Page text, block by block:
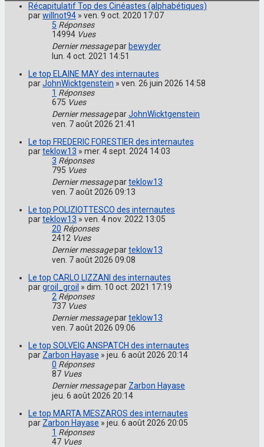
Récapitulatif Top des Cinéastes (alphabétiques)
parwillnot94 » ven. 9 oct. 2020 17:07
5 Réponses
14994 Vues
Dernier messageparbewyder
lun. 4 oct. 2021 14:51
Le top ELAINE MAY des internautes
parJohnWicktgenstein » ven. 26 juin 2026 14:58
1 Réponses
675 Vues
Dernier messageparJohnWicktgenstein
ven. 7 août 2026 21:41
Le top FREDERIC FORESTIER des internautes
parteklow13 » mer. 4 sept. 2024 14:03
3 Réponses
795 Vues
Dernier messageparteklow13
ven. 7 août 2026 09:13
Le top POLIZIOTTESCO des internautes
parteklow13 » ven. 4 nov. 2022 13:05
20 Réponses
2412 Vues
Dernier messageparteklow13
ven. 7 août 2026 09:08
Le top CARLO LIZZANI des internautes
pargroil_groil » dim. 10 oct. 2021 17:19
2 Réponses
737 Vues
Dernier messageparteklow13
ven. 7 août 2026 09:06
Le top SOLVEIG ANSPATCH des internautes
par Zarbon Hayase » jeu. 6 août 2026 20:14
0 Réponses
87 Vues
Dernier messagepar Zarbon Hayase
jeu. 6 août 2026 20:14
Le top MARTA MESZAROS des internautes
par Zarbon Hayase » jeu. 6 août 2026 20:05
1 Réponses
47 Vues